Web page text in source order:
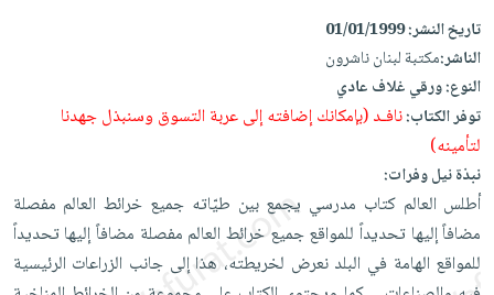
books
تحميل
iKitab
على
Android
تحميل
iKitab
على
Apple
تحميل
masmu3
على
Apple
صندوق
القراءة
جوائز
الكل
أجهزة
العناية
الشخصية
العناية
وتصفيف
الشعر
العناية
بالجسم
المطبخ
والسفرة
جديد
الكل
أواني
الطهي
أدوات
متجر
الهدايا
أقسام
تاريخ النشر:01/01/1999
الناشر:مكتبة لبنان ناشرون
النوع:ورقي غلاف عادي
توفر الكتاب:نافـد (بإمكانك إضافته إلى عربة التسوق وسنبذل جهدنا
لتأمينه)
نبذة نيل وفرات:
أطلس العالم كتاب مدرسي يجمع بين طيّاته جميع خرائط العالم مفصلة
مضافاً إليها تحديداً للمواقع جميع خرائط العالم مفصلة مضافاً إليها تحديداً
للمواقع الهامة في البلد نعرض لخريطته، هذا إلى جانب الزراعات الرئيسية